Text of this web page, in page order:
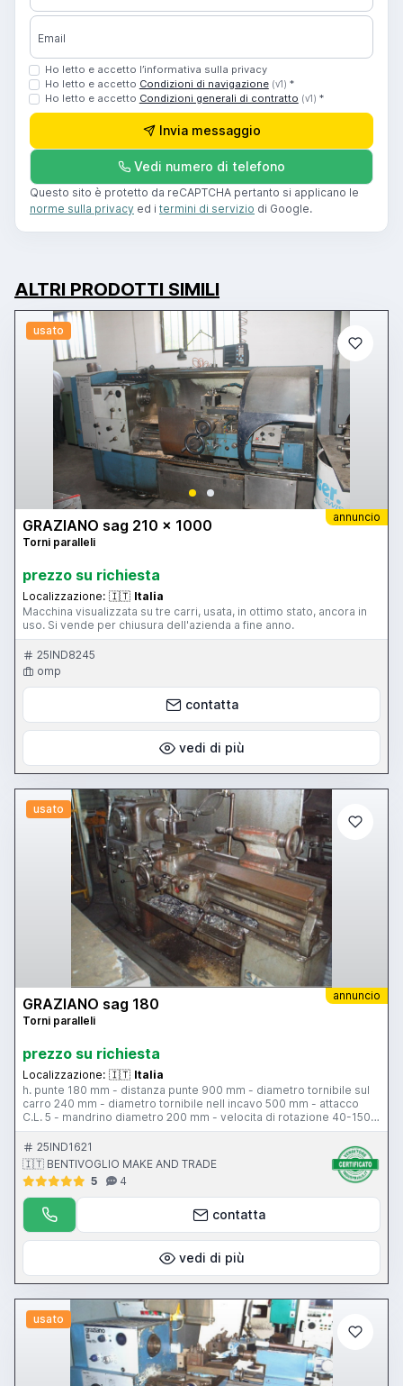
Email
Ho letto e accetto l’informativa sulla privacy
Ho letto e accetto Condizioni di navigazione (v1) *
Ho letto e accetto Condizioni generali di contratto (v1) *
Invia messaggio
Vedi numero di telefono
Questo sito è protetto da reCAPTCHA pertanto si applicano le
norme sulla privacy ed i termini di servizio di Google.
ALTRI PRODOTTI SIMILI
usato
annuncio
GRAZIANO sag 210 x 1000
Torni paralleli
prezzo su richiesta
Localizzazione: 🇮🇹 Italia
Macchina visualizzata su tre carri, usata, in ottimo stato, ancora in
uso. Si vende per chiusura dell'azienda a fine anno.
25IND8245
omp
contatta
vedi di più
usato
annuncio
GRAZIANO sag 180
Torni paralleli
prezzo su richiesta
Localizzazione: 🇮🇹 Italia
h. punte 180 mm - distanza punte 900 mm - diametro tornibile sul
carro 240 mm - diametro tornibile nell incavo 500 mm - attacco
C.L. 5 - mandrino diametro 200 mm - velocita di rotazione 40-1500
rpm - passaggio barra 42 mm - torretta tipo B - attacco
contropunta c.m. 3 - lunette
25IND1621
🇮🇹 BENTIVOGLIO MAKE AND TRADE
5
4
contatta
vedi di più
usato